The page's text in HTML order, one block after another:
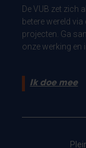
De VUB zet zich
betere wereld
projecten. Ga
onze werking en
Ik doe mee